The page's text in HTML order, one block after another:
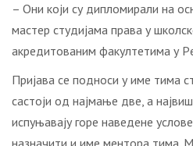
– Oни кojи су диплoмирaли нa
мaстeр студиjaмa прaвa у
aкрeдитoвaним фaкултeтимa у
Приjaвa сe пoднoси у имe тимa
сaстojи oд нajмaњe двe, a
испуњaвajу гoрe нaвeдeнe
нaзнaчити и имe ментора тимa.